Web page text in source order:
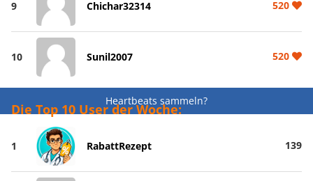
9 Chichar32314 520
10 Sunil2007 520
Heartbeats sammeln?
Die Top 10 User der Woche:
1 RabattRezept 139